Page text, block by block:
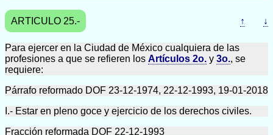
ARTICULO 25.- ↑ ↓
Para ejercer en la Ciudad de México cualquiera de las
profesiones a que se refieren los Artículos 2o. y 3o., se
requiere:
Párrafo reformado DOF 23-12-1974, 22-12-1993, 19-01-2018
I.- Estar en pleno goce y ejercicio de los derechos civiles.
Fracción reformada DOF 22-12-1993